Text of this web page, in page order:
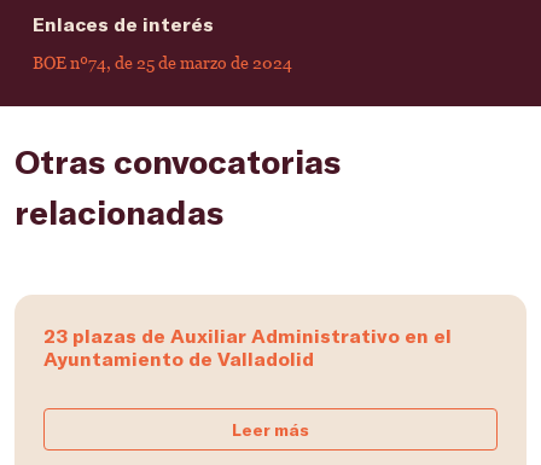
Enlaces de interés
BOE nº74, de 25 de marzo de 2024
Otras convocatorias
relacionadas
23 plazas de Auxiliar Administrativo en el
Ayuntamiento de Valladolid
Leer más